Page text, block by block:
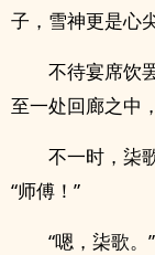
子，雪神更是心
不待宴席饮
至一处回廊之中
不一时，柒
“师傅！”
“嗯，柒歌。